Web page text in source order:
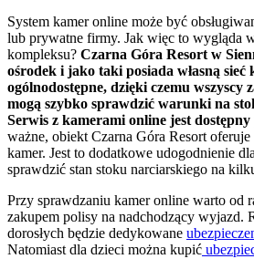
System kamer online może być
lub prywatne firmy. Jak więc to wygląda
kompleksu? Czarna Góra Resort w
ośrodek i jako taki posiada własną sieć
ogólnodostępne, dzięki czemu wszyscy
mogą szybko sprawdzić warunki na
Serwis z kamerami online jest dostępny
ważne, obiekt Czarna Góra Resort
kamer. Jest to dodatkowe udogodnienie
sprawdzić stan stoku narciarskiego na
Przy sprawdzaniu kamer online warto od
zakupem polisy na nadchodzący wyjazd.
dorosłych będzie dedykowane
Natomiast dla dzieci można kupić